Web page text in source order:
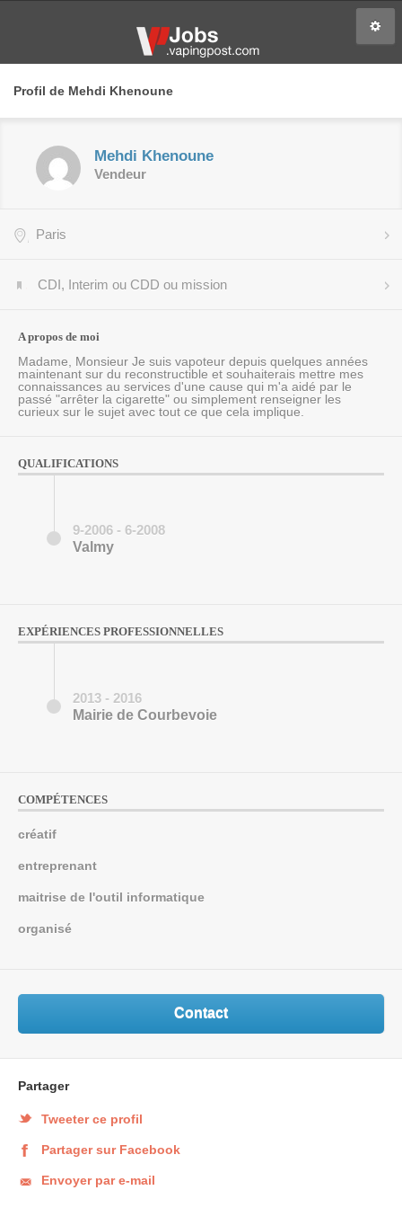
Profil de Mehdi Khenoune
Mehdi Khenoune
Vendeur
Paris
CDI, Interim ou CDD ou mission
A propos de moi
Madame, Monsieur Je suis vapoteur depuis quelques années
maintenant sur du reconstructible et souhaiterais mettre mes
connaissances au services d'une cause qui m'a aidé par le
passé "arrêter la cigarette" ou simplement renseigner les
curieux sur le sujet avec tout ce que cela implique.
QUALIFICATIONS
9-2006 - 6-2008
Valmy
EXPÉRIENCES PROFESSIONNELLES
2013 - 2016
Mairie de Courbevoie
COMPÉTENCES
créatif
entreprenant
maitrise de l'outil informatique
organisé
Contact
Partager
Tweeter ce profil
Partager sur Facebook
Envoyer par e-mail